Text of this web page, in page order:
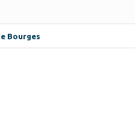
Bourges